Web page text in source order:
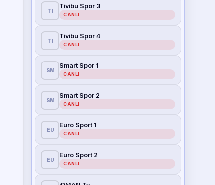
TI
Tivibu Spor 3
CANLI
TI
Tivibu Spor 4
CANLI
SM
Smart Spor 1
CANLI
SM
Smart Spor 2
CANLI
EU
Euro Sport 1
CANLI
EU
Euro Sport 2
CANLI